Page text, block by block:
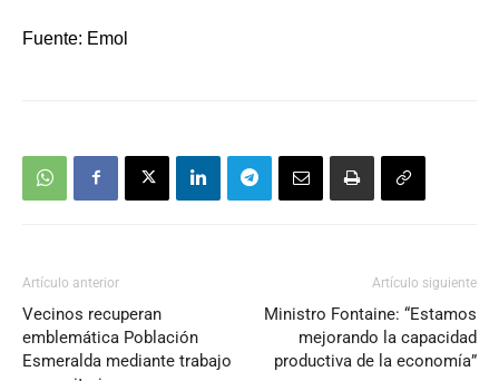
Fuente: Emol
Artículo anterior
Vecinos recuperan
emblemática Población
Esmeralda mediante trabajo
Artículo siguiente
Ministro Fontaine: “Estamos
mejorando la capacidad
productiva de la economía”